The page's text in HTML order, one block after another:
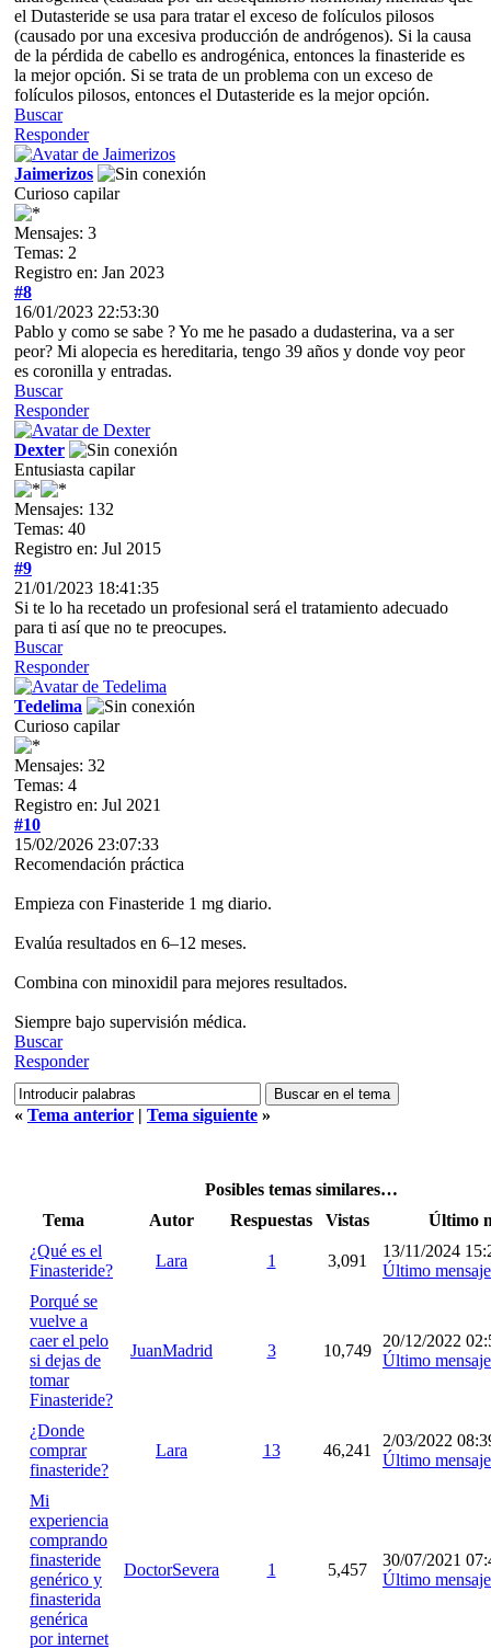
el Dutasteride se usa para tratar el exceso de folículos pilosos
(causado por una excesiva producción de andrógenos). Si la causa
de la pérdida de cabello es androgénica, entonces la finasteride es
la mejor opción. Si se trata de un problema con un exceso de
folículos pilosos, entonces el Dutasteride es la mejor opción.
Buscar
Responder
Jaimerizos
Curioso capilar
Mensajes: 3
Temas: 2
Registro en: Jan 2023
#8
16/01/2023 22:53:30
Pablo y como se sabe ? Yo me he pasado a dudasterina, va a ser
peor? Mi alopecia es hereditaria, tengo 39 años y donde voy peor
es coronilla y entradas.
Buscar
Responder
Dexter
Entusiasta capilar
Mensajes: 132
Temas: 40
Registro en: Jul 2015
#9
21/01/2023 18:41:35
Si te lo ha recetado un profesional será el tratamiento adecuado
para ti así que no te preocupes.
Buscar
Responder
Tedelima
Curioso capilar
Mensajes: 32
Temas: 4
Registro en: Jul 2021
#10
15/02/2026 23:07:33
Recomendación práctica
Empieza con Finasteride 1 mg diario.
Evalúa resultados en 6–12 meses.
Combina con minoxidil para mejores resultados.
Siempre bajo supervisión médica.
Buscar
Responder
« Tema anterior | Tema siguiente »
Posibles temas similares…
Tema
Autor Respuestas Vistas
Último
¿Qué es el
Finasteride?
Lara 1 3,091
13/11/2024
Último mensaje
Porqué se
vuelve a
caer el pelo
si dejas de
tomar
Finasteride?
JuanMadrid 3 10,749
20/12/2022
Último mensaje
¿Donde
comprar
finasteride?
Lara 13 46,241
2/03/2022
Último mensaje
Mi
experiencia
comprando
finasteride
genérico y
finasterida
genérica
por internet
DoctorSevera 1 5,457
30/07/2021
Último mensaje